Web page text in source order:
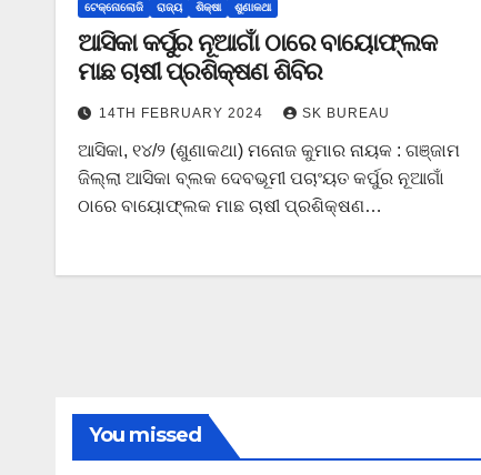
ଟେକ୍ନୋଲୋଜି ରାଜ୍ୟ ଶିକ୍ଷା ଶୁଣାକଥା
ଆସିକା କର୍ପୁର ନୂଆଗାଁ ଠାରେ ବାୟୋଫ୍ଲକ
ମାଛ ଚାଷୀ ପ୍ରଶିକ୍ଷଣ ଶିବିର
14TH FEBRUARY 2024 SK BUREAU
ଆସିକା, ୧୪/୨ (ଶୁଣାକଥା) ମନୋଜ କୁମାର ନାୟକ : ଗଞ୍ଜାମ
ଜିଲ୍ଲା ଆସିକା ବ୍ଲକ ଦେବଭୂମୀ ପଚାଂୟତ କର୍ପୁର ନୂଆଗାଁ
ଠାରେ ବାୟୋଫ୍ଲକ ମାଛ ଚାଷୀ ପ୍ରଶିକ୍ଷଣ…
You missed